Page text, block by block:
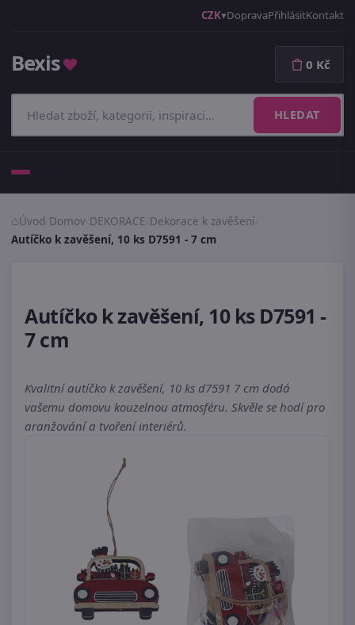
CZK DopravaPřihlásitKontakt
Bexis♥
HLEDAT
0 Kč
Úvod Domov DEKORACE Dekorace k zavěšení
Autíčko k zavěšení, 10 ks D7591 - 7 cm
Autíčko k zavěšení, 10 ks D7591 -
7 cm
Kvalitní autíčko k zavěšení, 10 ks d7591 7 cm dodá
vašemu domovu kouzelnou atmosféru. Skvěle se hodí pro
aranžování a tvoření interiérů.